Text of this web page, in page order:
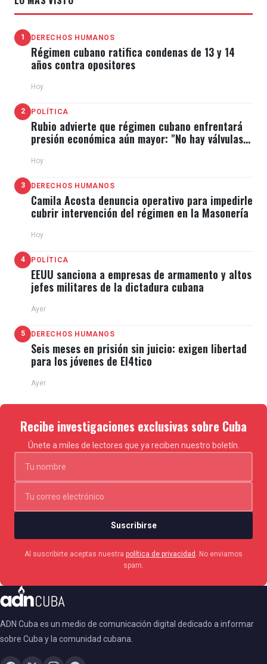
1 DERECHOS HUMANOS
Régimen cubano ratifica condenas de 13 y 14
años contra opositores
Hoy
2 POLÍTICA
Rubio advierte que régimen cubano enfrentará
presión económica aún mayor: "No hay válvulas
Hoy
3 DERECHOS HUMANOS
Camila Acosta denuncia operativo para impedirle
cubrir intervención del régimen en la Masonería
Hoy
4 POLÍTICA
EEUU sanciona a empresas de armamento y altos
jefes militares de la dictadura cubana
Ayer
5 DERECHOS HUMANOS
Seis meses en prisión sin juicio: exigen libertad
para los jóvenes de El4tico
Ayer
Recibe investigaciones exclusivas sobre Cuba
Únete a miles de lectores que ya reciben nuestro boletín.
Suscribirse
Al suscribirte aceptas nuestra política de privacidad
. No enviamos
spam.
ADN Cuba es un medio de comunicación digital dedicado a informar
sobre Cuba y la comunidad cubana.